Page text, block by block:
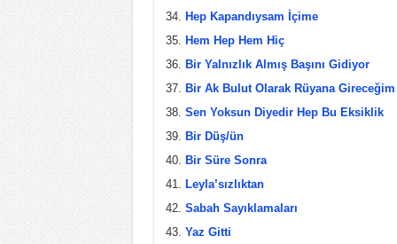
Hep Kapandıysam İçime
Hem Hep Hem Hiç
Bir Yalnızlık Almış Başını Gidiyor
Bir Ak Bulut Olarak Rüyana Gireceğim
Sen Yoksun Diyedir Hep Bu Eksiklik
Bir Düş/ün
Bir Süre Sonra
Leyla’sızlıktan
Sabah Sayıklamaları
Yaz Gitti